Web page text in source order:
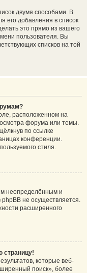
двумя способами. В
его добавления в список
это прямо из вашего
пользователя. Вы
списков на той
расположенном на
форума или темы.
по ссылке
конференции.
стиля.
неопределённым и
не осуществляется.
расширенного
страницу!
которые веб-
поиск», более